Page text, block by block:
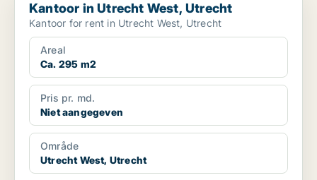
Kantoor in Utrecht West, Utrecht
Kantoor for rent in Utrecht West, Utrecht
Areal
Ca. 295 m2
Pris pr. md.
Niet aangegeven
Område
Utrecht West, Utrecht